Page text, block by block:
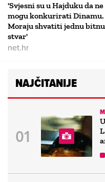
'Svjesni su u Hajduku da ne
mogu konkurirati Dinamu.
Moraju shvatiti jednu bitnu
stvar'
net.hr
NAJČITANIJE